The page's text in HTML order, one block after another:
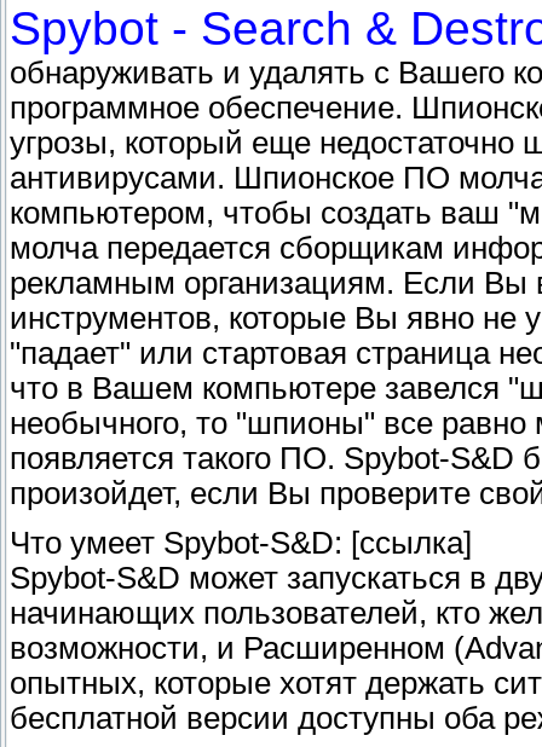
Spybot - Search &
обнаруживать и удалять с Вашего
программное обеспечение.
угрозы, который еще недостаточно
антивирусами. Шпионское ПО
компьютером, чтобы создать ваш
молча передается сборщикам
рекламным организациям. Если
инструментов, которые Вы явно не
"падает" или стартовая страница
что в Вашем компьютере завелся
необычного, то "шпионы" все
появляется такого ПО. Spybot-S&D
произойдет, если Вы проверите
Что умеет Spybot-S&D: [ссылка]
Spybot-S&D может запускаться в
начинающих пользователей, кто
возможности, и Расширенном
опытных, которые хотят держать
бесплатной версии доступны оба